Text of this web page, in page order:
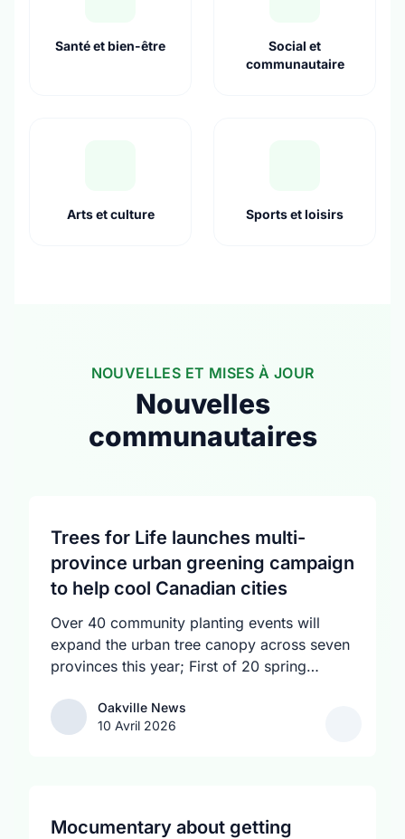
Santé et bien-être
Social et
communautaire
Arts et culture Sports et loisirs
NOUVELLES ET MISES À JOUR
Nouvelles
communautaires
Trees for Life launches multi-
province urban greening campaign
to help cool Canadian cities
Over 40 community planting events will
expand the urban tree canopy across seven
provinces this year; First of 20 spring
Oakville News
Oakville News
10 Avril 2026
Mocumentary about getting